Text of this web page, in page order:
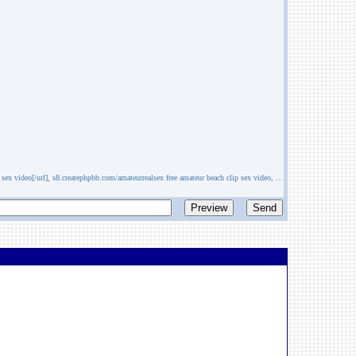
video[/url], s8.createphpbb.com/amateurrealsex free amateur beach clip sex video, ...